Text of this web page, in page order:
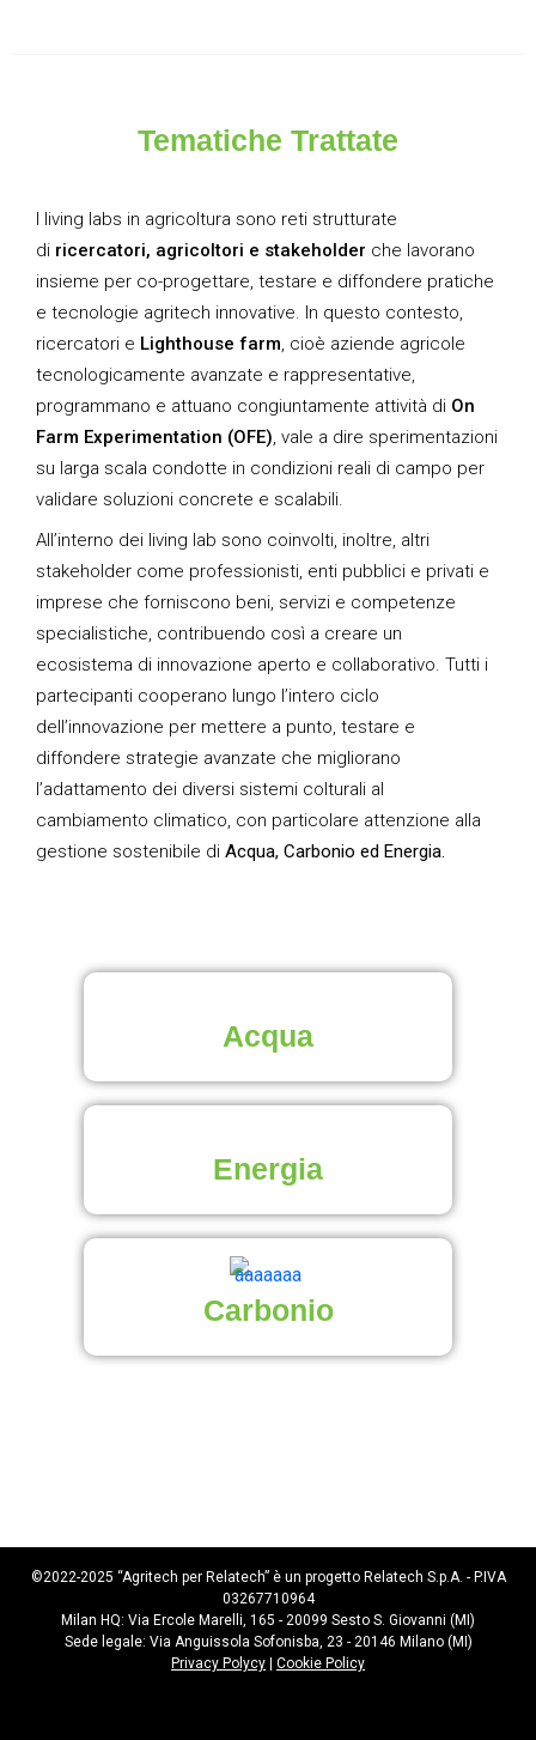
Tematiche Trattate
I living labs in agricoltura sono reti strutturate
di ricercatori, agricoltori e stakeholder che lavorano
insieme per co-progettare, testare e diffondere pratiche
e tecnologie agritech innovative. In questo contesto,
ricercatori e Lighthouse farm, cioè aziende agricole
tecnologicamente avanzate e rappresentative,
programmano e attuano congiuntamente attività di On
Farm Experimentation (OFE), vale a dire sperimentazioni
su larga scala condotte in condizioni reali di campo per
validare soluzioni concrete e scalabili.
All’interno dei living lab sono coinvolti, inoltre, altri
stakeholder come professionisti, enti pubblici e privati e
imprese che forniscono beni, servizi e competenze
specialistiche, contribuendo così a creare un
ecosistema di innovazione aperto e collaborativo. Tutti i
partecipanti cooperano lungo l’intero ciclo
dell’innovazione per mettere a punto, testare e
diffondere strategie avanzate che migliorano
l’adattamento dei diversi sistemi colturali al
cambiamento climatico, con particolare attenzione alla
gestione sostenibile di Acqua, Carbonio ed Energia.
Acqua
Energia
Carbonio
©2022-2025 “Agritech per Relatech” è un progetto Relatech S.p.A. - P.IVA
03267710964
Milan HQ: Via Ercole Marelli, 165 - 20099 Sesto S. Giovanni (MI)
Sede legale: Via Anguissola Sofonisba, 23 - 20146 Milano (MI)
Privacy Polycy | Cookie Policy